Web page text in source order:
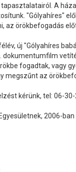
A
"Gólyahíres"
az örökbefogadás
új "Gólyahíres
dokumentumfilm
fogadtak, vagy
megszűnt az
kérünk, tel: 06-
2006-ban